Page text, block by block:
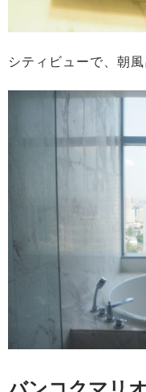
シティビューで、朝